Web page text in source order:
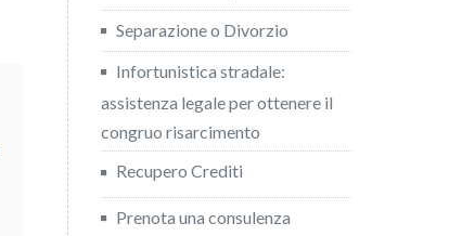
Separazione o Divorzio
Infortunistica stradale:
assistenza legale per ottenere il
congruo risarcimento
Recupero Crediti
Prenota una consulenza